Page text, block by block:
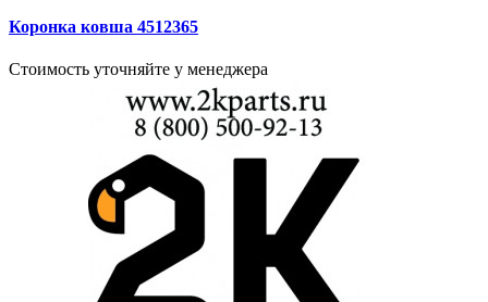
Коронка ковша 4512365
Стоимость уточняйте у менеджера